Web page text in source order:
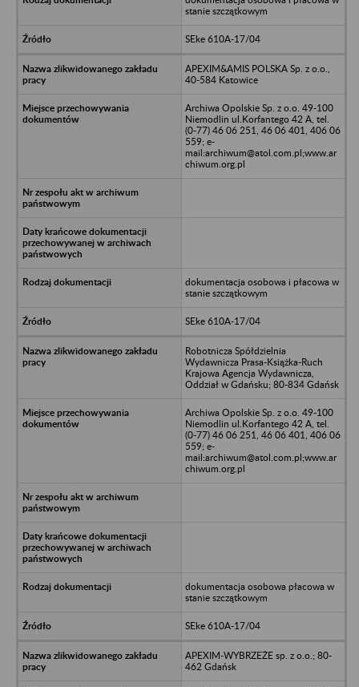
stanie szczątkowym
SEke 610A-17/04
APEXIM&AMIS POLSKA Sp. z o.o.,
40-584 Katowice
Archiwa Opolskie Sp. z o.o. 49-100
Niemodlin ul.Korfantego 42 A, tel.
(0-77) 46 06 251, 46 06 401, 406 06
559; e-
mail:archiwum@atol.com.pl;www.ar
chiwum.org.pl
dokumentacja osobowa i płacowa w
stanie szczątkowym
SEke 610A-17/04
Robotnicza Spółdzielnia
Wydawnicza Prasa-Książka-Ruch
Krajowa Agencja Wydawnicza,
Oddział w Gdańsku; 80-834 Gdańsk
Archiwa Opolskie Sp. z o.o. 49-100
Niemodlin ul.Korfantego 42 A, tel.
(0-77) 46 06 251, 46 06 401, 406 06
559; e-
mail:archiwum@atol.com.pl;www.ar
chiwum.org.pl
dokumentacja osobowa płacowa w
stanie szczątkowym
SEke 610A-17/04
APEXIM-WYBRZEŻE sp. z o.o.; 80-
462 Gdańsk